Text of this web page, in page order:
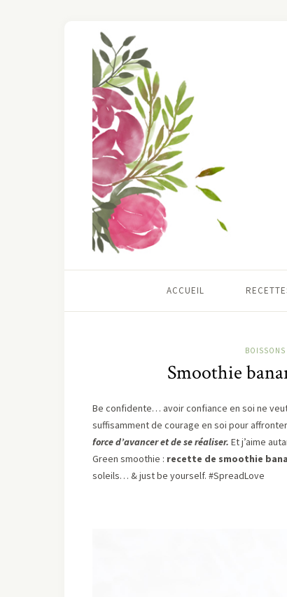
ACCUEIL
BOISSONS
Smoothie
Be confidente… avoir confiance en soi ne
suffisamment de courage en soi pour
force d’avancer et de se réaliser. Et j’aime
Green smoothie : recette de smoothie
soleils… & just be yourself. #SpreadLove